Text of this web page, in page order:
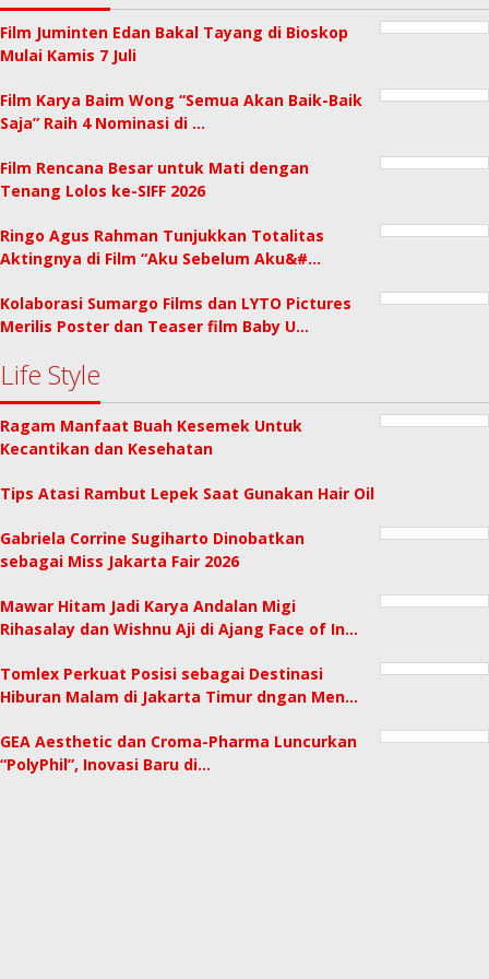
Film Juminten Edan Bakal Tayang di Bioskop
Mulai Kamis 7 Juli
Film Karya Baim Wong “Semua Akan Baik-Baik
Saja” Raih 4 Nominasi di …
Film Rencana Besar untuk Mati dengan
Tenang Lolos ke-SIFF 2026
Ringo Agus Rahman Tunjukkan Totalitas
Aktingnya di Film “Aku Sebelum Aku&#…
Kolaborasi Sumargo Films dan LYTO Pictures
Merilis Poster dan Teaser film Baby U…
Life Style
Ragam Manfaat Buah Kesemek Untuk
Kecantikan dan Kesehatan
Tips Atasi Rambut Lepek Saat Gunakan Hair Oil
Gabriela Corrine Sugiharto Dinobatkan
sebagai Miss Jakarta Fair 2026
Mawar Hitam Jadi Karya Andalan Migi
Rihasalay dan Wishnu Aji di Ajang Face of In…
Tomlex Perkuat Posisi sebagai Destinasi
Hiburan Malam di Jakarta Timur dngan Men…
GEA Aesthetic dan Croma-Pharma Luncurkan
“PolyPhil”, Inovasi Baru di…